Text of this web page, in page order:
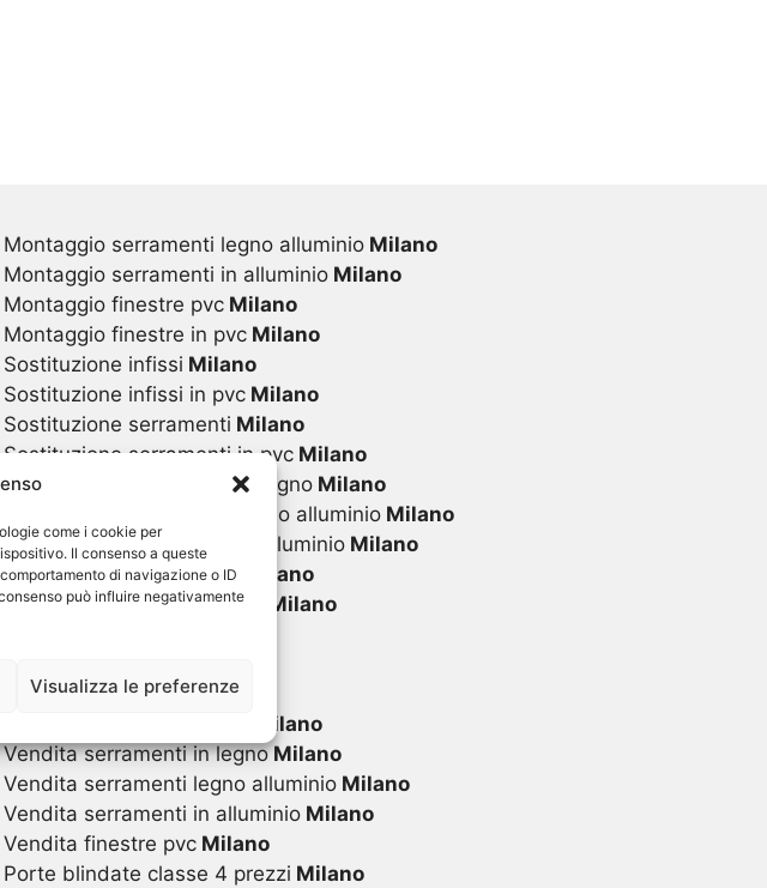
come i cookie per
Il consenso a queste
di navigazione o ID
può influire negativamente
Visualizza le preferenze
Montaggio serramenti legno alluminio Milano
Montaggio serramenti in alluminio Milano
Montaggio finestre pvc Milano
Montaggio finestre in pvc Milano
Sostituzione infissi Milano
Sostituzione infissi in pvc Milano
Sostituzione serramenti Milano
serramenti in pvc Milano
serramenti in legno Milano
Sostituzione serramenti legno alluminio Milano
serramenti in alluminio Milano
Sostituzione finestre pvc
Milano
finestre in pvc
Milano
Vendita serramentiMilano
Milano
serramenti in legnoMilano
Vendita serramenti legno alluminio Milano
Vendita serramenti in alluminio Milano
Vendita finestre pvc Milano
Porte blindate classe 4 prezzi Milano